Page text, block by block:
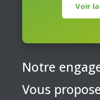
Voir
Notre
Vous